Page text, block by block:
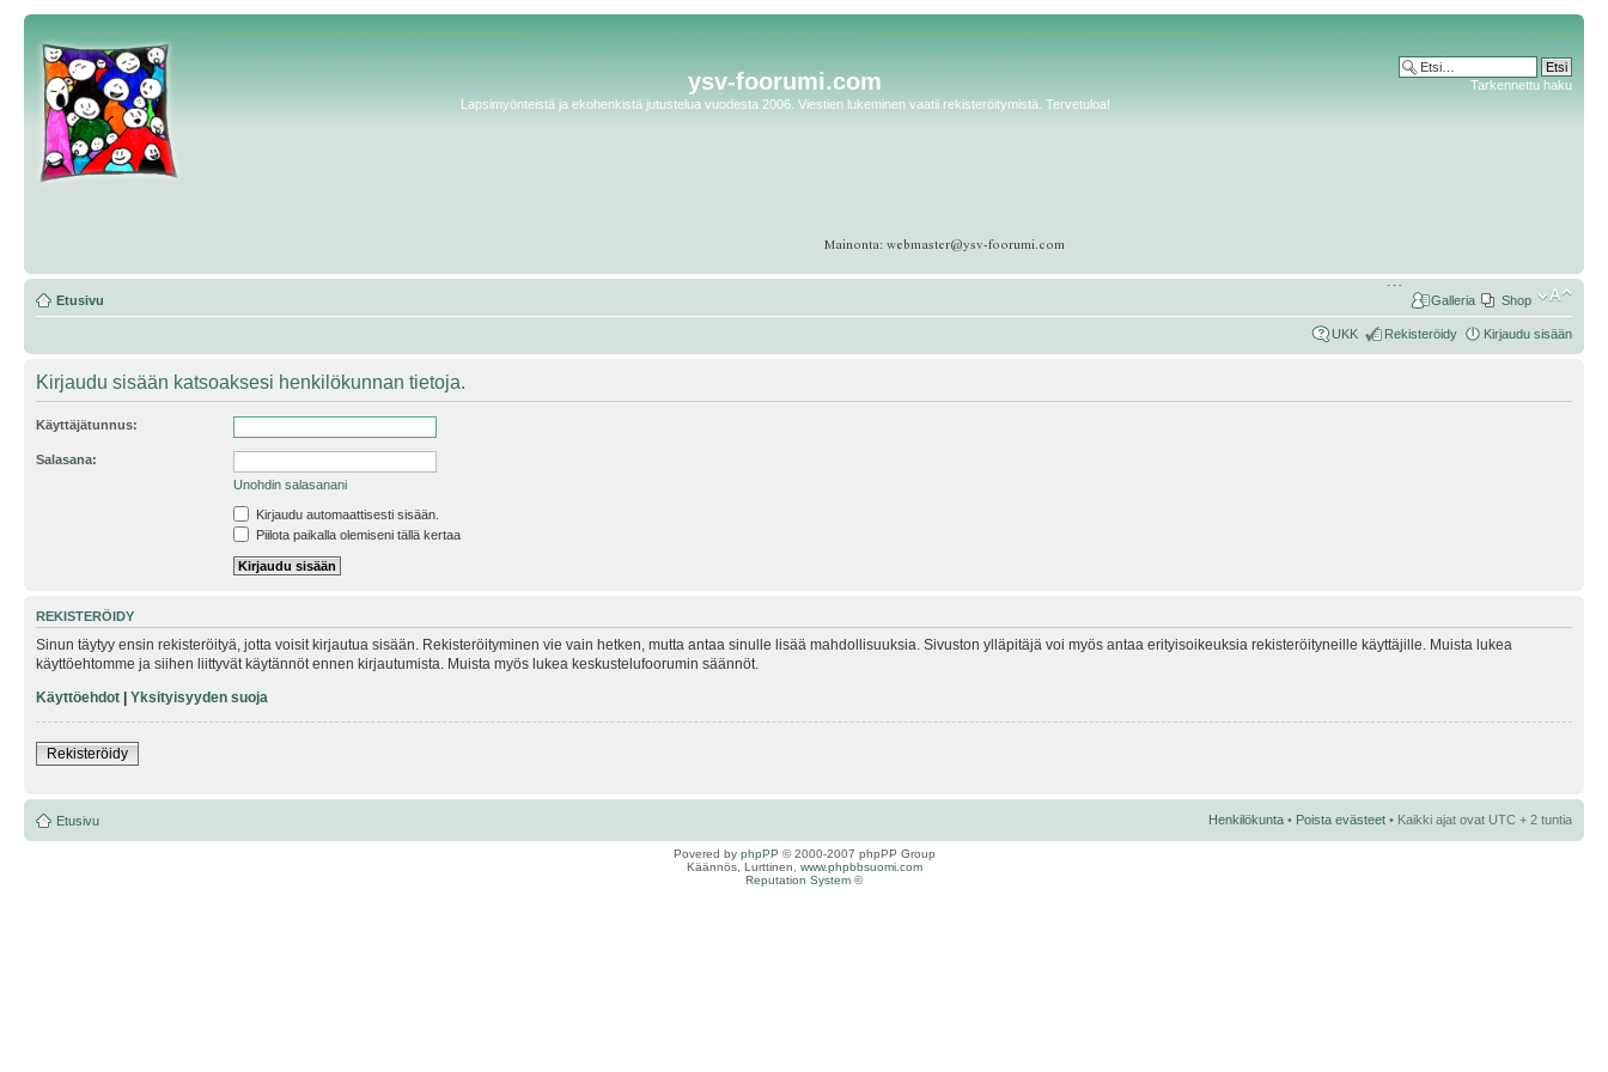
ysv-foorumi.com
Lapsimyönteistä ja ekohenkistä jutustelua vuodesta 2006. Viestien lukeminen vaatii rekisteröitymistä. Tervetuloa!
Tarkennettu haku
Etusivu Shop
Galleria
UKK Rekisteröidy Kirjaudu sisään
Kirjaudu sisään katsoaksesi henkilökunnan tietoja.
Käyttäjätunnus:
Salasana:
Unohdin salasanani
Kirjaudu automaattisesti sisään.
Piilota paikalla olemiseni tällä kertaa
REKISTERÖIDY
Sinun täytyy ensin rekisteröityä, jotta voisit kirjautua sisään. Rekisteröityminen vie vain hetken, mutta antaa sinulle lisää mahdollisuuksia. Sivuston ylläpitäjä voi myös antaa erityisoikeuksia rekisteröityneille käyttäjille. Muista lukea
käyttöehtomme ja siihen liittyvät käytännöt ennen kirjautumista. Muista myös lukea keskustelufoorumin säännöt.
Käyttöehdot | Yksityisyyden suoja
Rekisteröidy
Etusivu Henkilökunta • Poista evästeet • Kaikki ajat ovat UTC + 2 tuntia
Povered by phpPP © 2000-2007 phpPP Group
Käännös, Lurttinen, www.phpbbsuomi.com
Reputation System ©